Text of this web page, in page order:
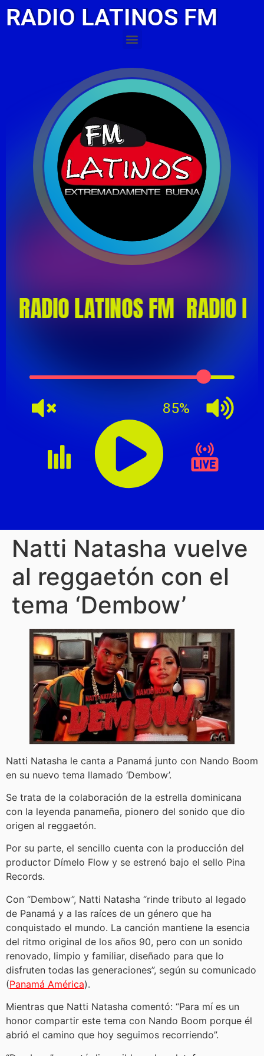
RADIO LATINOS FM
Natti Natasha vuelve
al reggaetón con el
tema ‘Dembow’
Natti Natasha le canta a Panamá junto con Nando Boom
en su nuevo tema llamado ‘Dembow’.
Se trata de la colaboración de la estrella dominicana
con la leyenda panameña, pionero del sonido que dio
origen al reggaetón.
Por su parte, el sencillo cuenta con la producción del
productor Dímelo Flow y se estrenó bajo el sello Pina
Records.
Con “Dembow”, Natti Natasha “rinde tributo al legado
de Panamá y a las raíces de un género que ha
conquistado el mundo. La canción mantiene la esencia
del ritmo original de los años 90, pero con un sonido
renovado, limpio y familiar, diseñado para que lo
disfruten todas las generaciones”, según su comunicado
(Panamá América).
Mientras que Natti Natasha comentó: “Para mí es un
honor compartir este tema con Nando Boom porque él
abrió el camino que hoy seguimos recorriendo”.